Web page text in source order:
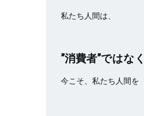
私たち人間は、
”消費者”ではな
今こそ、私たち人間を